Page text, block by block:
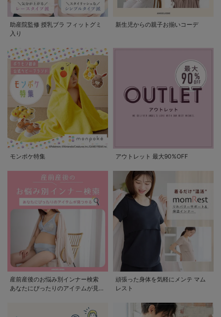
助産院監修 授乳ブラ フィットグミ
入り
新生児からの親子お揃いコーデ
モンポケ特集 アウトレット 最大90%OFF
産前産後のお悩み別インナー検索
あなたにぴったりのアイテムが見つ
頑張った身体を気軽にメンテ マム
レスト